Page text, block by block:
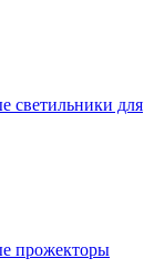
светильники для
прожекторы